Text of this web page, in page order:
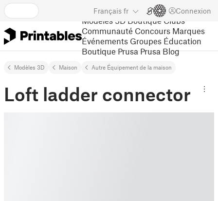
Français fr Connexion
Modèles 3D Boutique Clubs
Communauté Concours Marques
Événements Groupes Éducation
Boutique Prusa Prusa Blog
Modèles 3D Maison Autre Équipement de la maison
Loft ladder connector